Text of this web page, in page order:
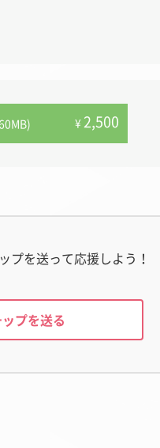
¥2,500
プを送って応援しよう！
プを送る